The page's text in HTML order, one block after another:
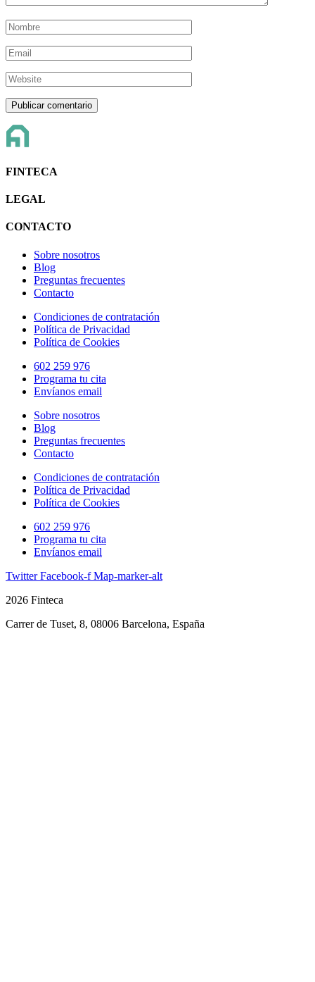
FINTECA
LEGAL
CONTACTO
Sobre nosotros
Blog
Preguntas frecuentes
Contacto
Condiciones de contratación
Política de Privacidad
Política de Cookies
602 259 976
Programa tu cita
Envíanos email
Sobre nosotros
Blog
Preguntas frecuentes
Contacto
Condiciones de contratación
Política de Privacidad
Política de Cookies
602 259 976
Programa tu cita
Envíanos email
Twitter Facebook-f Map-marker-alt
2026 Finteca
Carrer de Tuset, 8, 08006 Barcelona, España